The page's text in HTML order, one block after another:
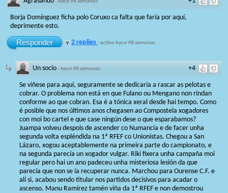
Borja Domínguez ficha polo Coruxo ca falta que faría por aquí,
deprimente esto.
Responder 2 replies ·activo hace 98 semanas
+4
Un socio ·hace 98 semanas
Se viñese para aquí, seguramente se dedicaría a rascar as pelotas e
cobrar. O problema non está en que Fulano ou Mengano non rindan
conforme ao que cobran. Esa é a tónica xeral desde hai tempo. Como
é posible que nos últimos anos chegasen ao Compostela xogadores
con moi bo cartel e que case ningún dese o que esparabamos?
Juampa volveu despois de ascender co Numancia e de facer unha
segunda volta espléndida na 1ª RFEF co Unionistas. Chegou a San
Lázaro, xogou aceptablemente na primeira parte do campionato, e
na segunda parecía un xogador vulgar. Riki fixera unha campaña moi
regular pero hai un ano padeceu unha misteriosa lesión da que
parecía que non se ía recuperar nunca. Marchou para Ourense C.F. e
alí si, acabou sendo titular nos partidos decisivos para acadar o
ascenso. Manu Ramírez tamén viña da 1ª RFEF e non demostrou